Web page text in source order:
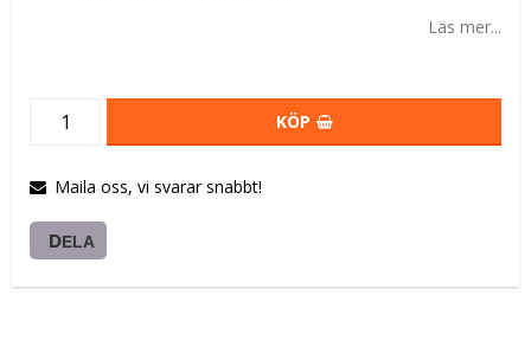
Läs mer...
KÖP
Maila oss, vi svarar snabbt!
DELA